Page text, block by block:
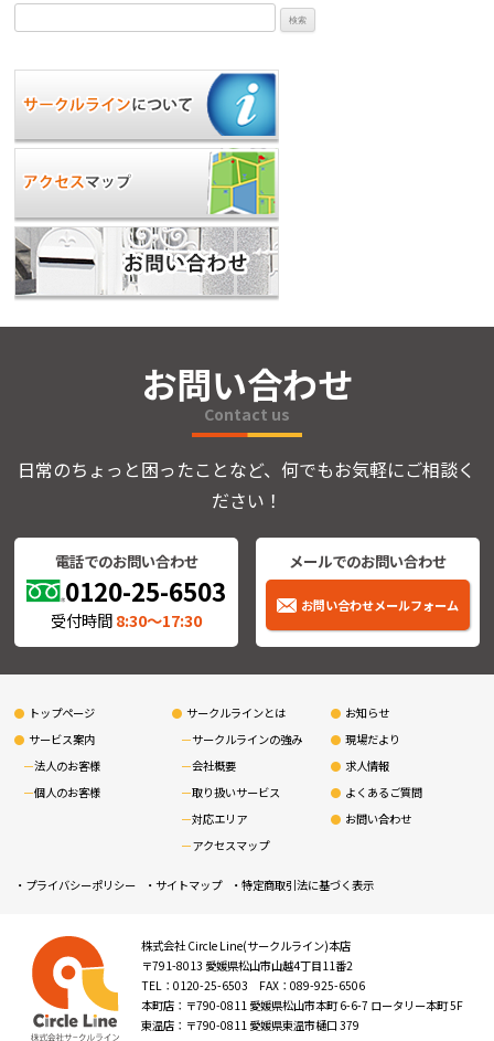
索:
お問い合わせ
Contact us
日常のちょっと困ったことなど、何でもお気軽にご相談く
ださい！
電話でのお問い合わせ
0120-25-6503
受付時間8:30〜17:30
メールでのお問い合わせ
お問い合わせメールフォーム
トップページ
サービス案内
法人のお客様
個人のお客様
サークルラインとは
サークルラインの強み
会社概要
取り扱いサービス
対応エリア
アクセスマップ
お知らせ
現場だより
求人情報
よくあるご質問
お問い合わせ
プライバシーポリシー サイトマップ 特定商取引法に基づく表示
株式会社 Circle Line(サークルライン)本店
〒791-8013 愛媛県松山市山越4丁目11番2
TEL：0120-25-6503 FAX：089-925-6506
本町店：〒790-0811 愛媛県松山市本町 6-6-7 ロータリー本町 5F
東温店：〒790-0811 愛媛県東温市樋口 379